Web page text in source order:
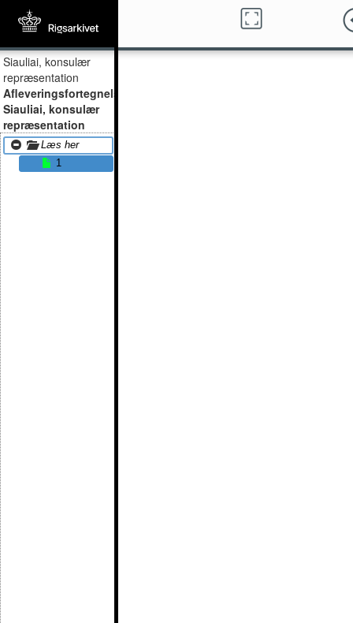
Siauliai, konsulær
repræsentation
Afleveringsfortegnelser,
Siauliai, konsulær
repræsentation
Læs her
1